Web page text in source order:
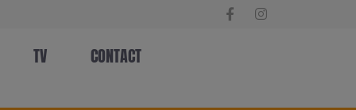
TV CONTACT